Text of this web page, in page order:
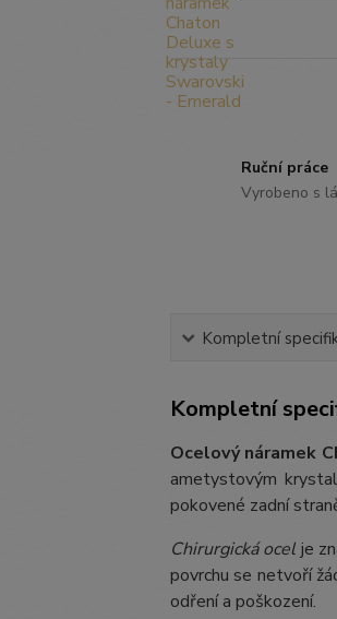
Ruční práce
Vyrobeno s
Kompletní
Kompletní
Ocelový náramek
ametystovým
pokovené zadní
Chirurgická ocel je
povrchu se netvoří
odření a poškození.